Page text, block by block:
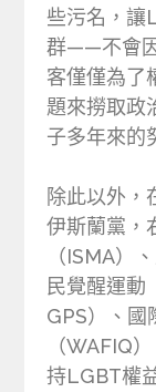
些污名，
群——不會
客僅僅為了
題來撈取政
子多年來的
除此以外，
伊斯蘭黨，
（ISMA）
民覺醒運動
GPS）、國
（WAFIQ
持LGBT權